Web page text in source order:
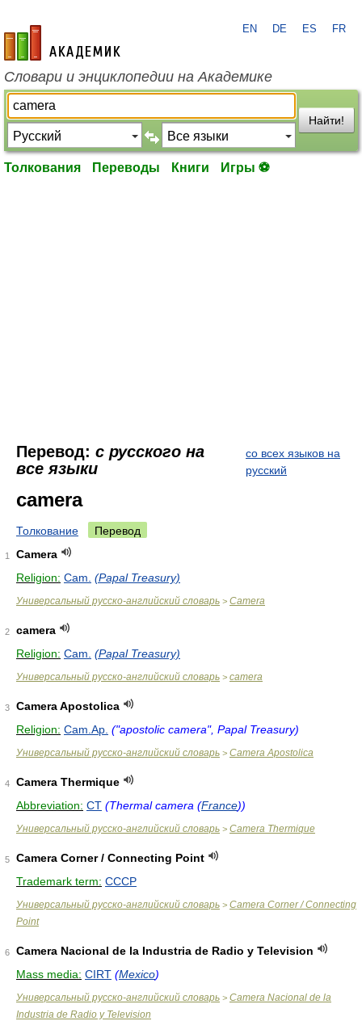
academic.ru
EN DE ES FR
Словари и энциклопедии на Академике
Найти!
Толкования Переводы Книги Игры ⚽
Перевод: с русского на
все языки
со всех языков на
русский
camera
Толкование Перевод
1
Camera
Religion: Cam. (Papal Treasury)
Универсальный русско-английский словарь > Camera
2
camera
Religion: Cam. (Papal Treasury)
Универсальный русско-английский словарь > camera
3
Camera Apostolica
Religion: Cam.Ap. ("apostolic camera", Papal Treasury)
Универсальный русско-английский словарь > Camera Apostolica
4
Camera Thermique
Abbreviation: CT (Thermal camera (France))
Универсальный русско-английский словарь > Camera Thermique
5
Camera Corner / Connecting Point
Trademark term: CCCP
Универсальный русско-английский словарь > Camera Corner / Connecting
Point
6
Camera Nacional de la Industria de Radio y Television
Mass media: CIRT (Mexico)
Универсальный русско-английский словарь > Camera Nacional de la
Industria de Radio y Television